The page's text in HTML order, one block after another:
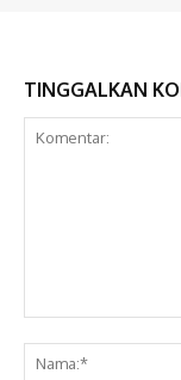
TINGGALKAN